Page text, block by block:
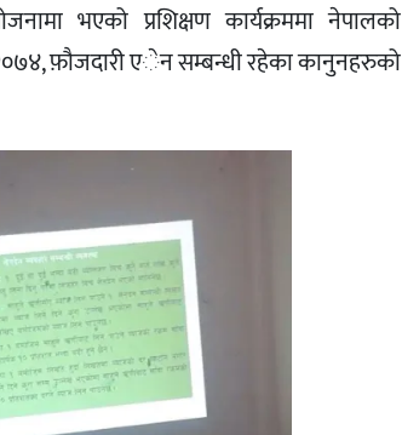
भएको प्रशिक्षण कार्यक्रममा नेपालको
फ़ौजदारी एेन सम्बन्धी रहेका कानुनहरुको